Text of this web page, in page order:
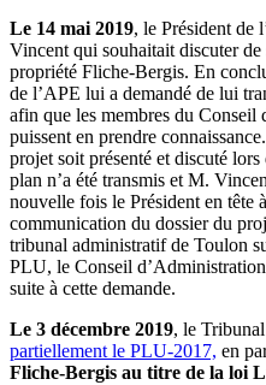
Le 14 mai 2019, le Président de
Vincent qui souhaitait discuter
propriété Fliche-Bergis. En
de l’APE lui a demandé de lui
afin que les membres du Conseil
puissent en prendre
projet soit présenté et discuté
plan n’a été transmis et M.
nouvelle fois le Président en tête
communication du dossier du
tribunal administratif de Toulon
PLU, le Conseil
suite à cette demande.
Le 3 décembre 2019, le
partiellement le PLU-2017, en
Fliche-Bergis au titre de la loi